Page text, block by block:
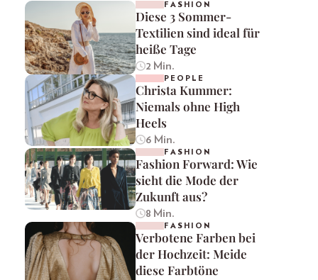
FASHION
Diese 3 Sommer-
Textilien sind ideal für
heiße Tage
2 Min.
PEOPLE
Christa Kummer:
Niemals ohne High
Heels
6 Min.
FASHION
Fashion Forward: Wie
sieht die Mode der
Zukunft aus?
8 Min.
FASHION
Verbotene Farben bei
der Hochzeit: Meide
diese Farbtöne